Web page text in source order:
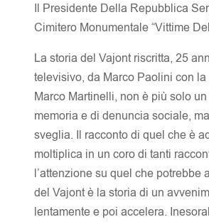
Il Presidente Della Repubblica
Cimitero Monumentale “Vittime
La storia del Vajont riscritta, 25
televisivo, da Marco Paolini con
Marco Martinelli, non è più solo
memoria e di denuncia sociale,
sveglia. Il racconto di quel che è
moltiplica in un coro di tanti
l’attenzione su quel che potrebbe
del Vajont è la storia di un
lentamente e poi accelera.